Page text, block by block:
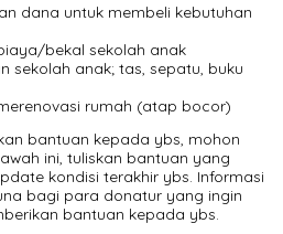
dana untuk membeli kebutuhan
bekal sekolah anak
sekolah anak; tas, sepatu, buku
rumah (atap bocor)
bantuan kepada ybs, mohon
ini, tuliskan bantuan yang
kondisi terakhir ybs. Informasi
bagi para donatur yang ingin
bantuan kepada ybs.